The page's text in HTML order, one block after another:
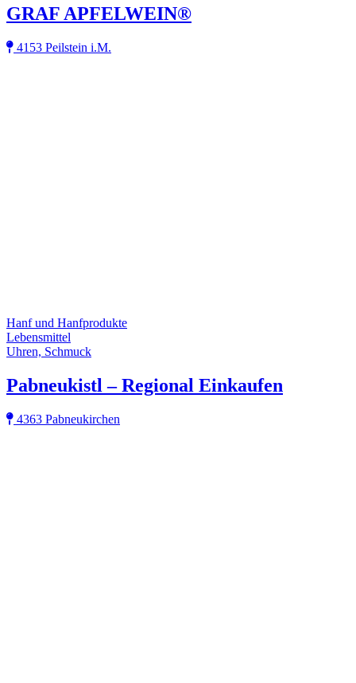
GRAF APFELWEIN®
4153 Peilstein i.M.
Hanf und Hanfprodukte
Lebensmittel
Uhren, Schmuck
Pabneukistl – Regional Einkaufen
4363 Pabneukirchen